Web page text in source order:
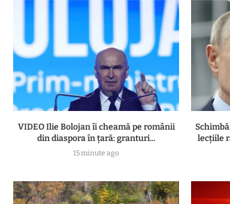
VIDEO Ilie Bolojan îi cheamă pe românii
din diaspora în țară: granturi...
15 minute ago
lecțiile